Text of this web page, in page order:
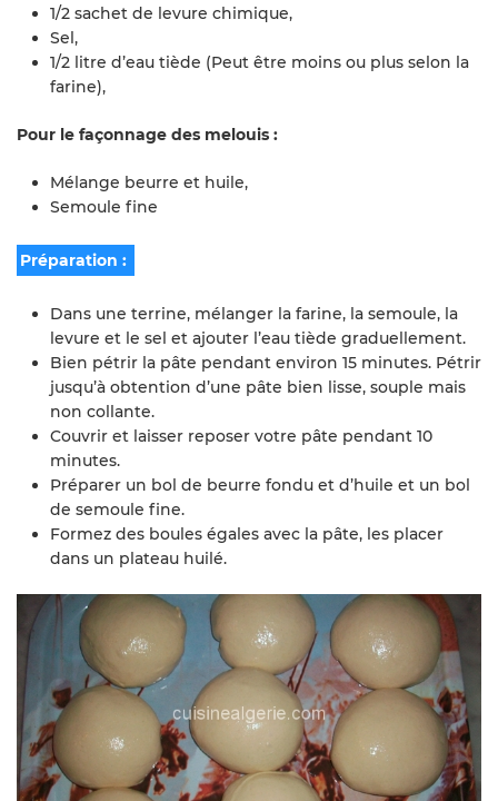
1/2 sachet de levure chimique,
Sel,
1/2 litre d’eau tiède (Peut être moins ou plus selon la
farine),
Pour le façonnage des melouis :
Mélange beurre et huile,
Semoule fine
Préparation :
Dans une terrine, mélanger la farine, la semoule, la
levure et le sel et ajouter l’eau tiède graduellement.
Bien pétrir la pâte pendant environ 15 minutes. Pétrir
jusqu’à obtention d’une pâte bien lisse, souple mais
non collante.
Couvrir et laisser reposer votre pâte pendant 10
minutes.
Préparer un bol de beurre fondu et d’huile et un bol
de semoule fine.
Formez des boules égales avec la pâte, les placer
dans un plateau huilé.